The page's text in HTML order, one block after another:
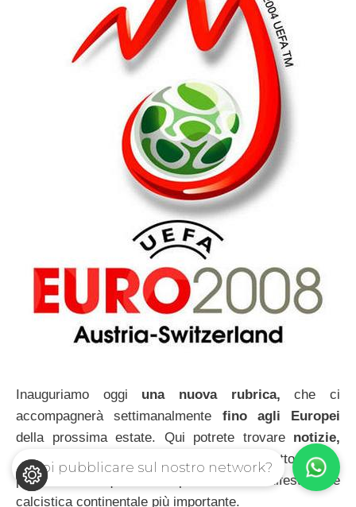
Inauguriamo oggi una nuova rubrica, che ci
accompagnerà settimanalmente fino agli Europei
della prossima estate. Qui potrete trovare notizie,
curiosità, informazioni e formazioni,
di tutto un po’,
per avere un quadro completo della manifestazione
calcistica continentale più importante.
Vuoi pubblicare sul nostro network?